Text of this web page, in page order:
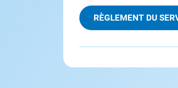
RÈGLEMENT DU